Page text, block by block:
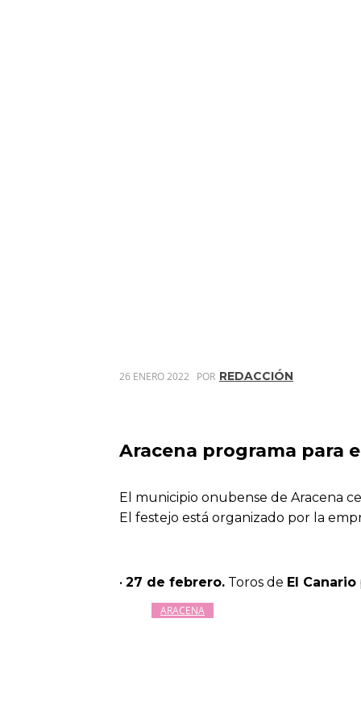
26 ENERO 2022 POR REDACCIÓN
Aracena programa para
El municipio onubense de Aracena
El festejo está organizado por la
• 27 de febrero. Toros de El Canario
ARACENA